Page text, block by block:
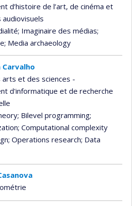
d’histoire de l’art, de cinéma et
; Imaginaire des médias;
; Media archaeology
arts et des sciences -
d'informatique et de recherche
; Bilevel programming;
; Computational complexity
; Operations research; Data